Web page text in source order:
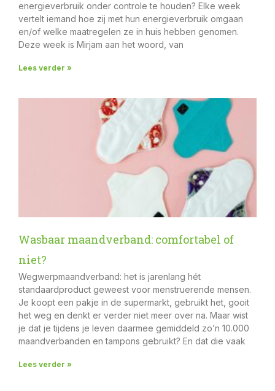
energieverbruik onder controle te houden? Elke week
vertelt iemand hoe zij met hun energieverbruik omgaan
en/of welke maatregelen ze in huis hebben genomen.
Deze week is Mirjam aan het woord, van
Lees verder »
Wasbaar maandverband: comfortabel of
niet?
Wegwerpmaandverband: het is jarenlang hét
standaardproduct geweest voor menstruerende mensen.
Je koopt een pakje in de supermarkt, gebruikt het, gooit
het weg en denkt er verder niet meer over na. Maar wist
je dat je tijdens je leven daarmee gemiddeld zo’n 10.000
maandverbanden en tampons gebruikt? En dat die vaak
Lees verder »